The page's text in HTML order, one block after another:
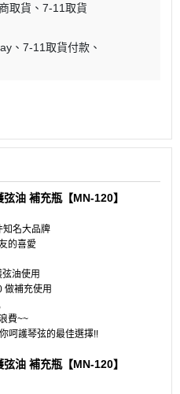
取貨
7-11取貨
7-11取貨付款
油 補充瓶【MN-120】
知名大品牌
的喜愛
油使用
做補充使用
費~~
呵護琴弦的最佳選擇!!
油 補充瓶【MN-120】